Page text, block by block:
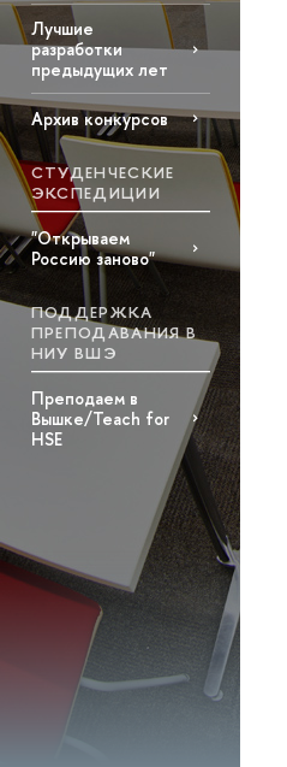
Лучшие
разработки
предыдущих лет
Архив конкурсов
СТУДЕНЧЕСКИЕ
ЭКСПЕДИЦИИ
"Открываем
Россию заново"
ПОДДЕРЖКА
ПРЕПОДАВАНИЯ В
НИУ ВШЭ
Преподаем в
Вышке/Teach for
HSE